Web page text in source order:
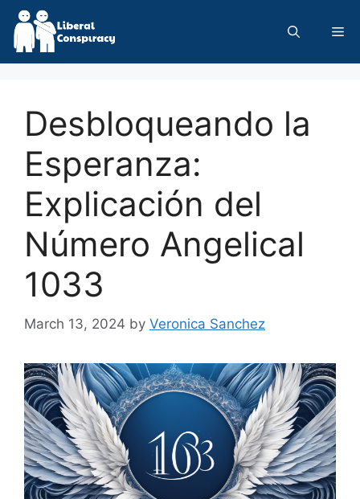
Skip
content
Desbloqueando la
Esperanza:
Explicación del
Número Angelical
1033
March 13, 2024 by Veronica Sanchez